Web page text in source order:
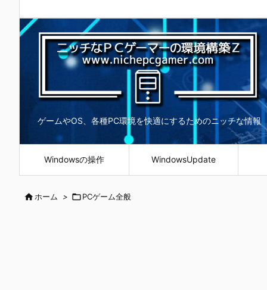
ゲームやOS、各種PC環境を快適にするためのニッチな情報
Windowsの操作 WindowsUpdate
ホーム > PCゲーム全般